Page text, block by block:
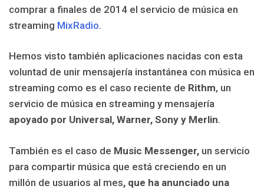
comprar a finales de 2014 el servicio de música en
streaming MixRadio.
Hemos visto también aplicaciones nacidas con esta
voluntad de unir mensajería instantánea con música en
streaming como es el caso reciente de Rithm, un
servicio de música en streaming y mensajería
apoyado por Universal, Warner, Sony y Merlin.
También es el caso de Music Messenger, un servicio
para compartir música que está creciendo en un
millón de usuarios al mes, que ha anunciado una